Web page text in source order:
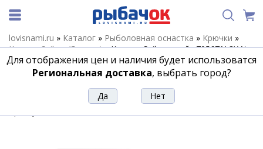
lovisnami.ru » Каталог » Рыболовная оснастка » Крючки »
Крючки Saikyo (Япония)»Крючки Saikyo тройн.7056TN 3X №
4 (5шт)
Крючки Saikyo тройн.7056TN 3X № 4
Для отображения цен и наличия будет использоватся
Региональная доставка, выбрать город?